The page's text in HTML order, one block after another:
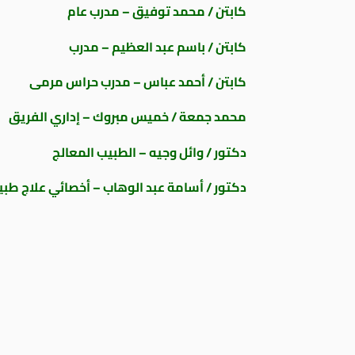
كابتن / محمد توفيق – مدرب عام
كابتن / باسم عبد العظيم – مدرب
كابتن / أحمد عباس – مدرب حراس مرمى
محمد جمعة / خميس مبروك – إداري الفريق
دكتور / وائل وجيه – الطبيب المعالج
دكتور / أسامة عبد الوهاب – أخصائي علاج